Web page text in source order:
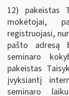
12) pakeistas
mokėtojai,
registruojasi,
pašto adresą
seminaro
pakeistas
įvyksiantį
seminaro